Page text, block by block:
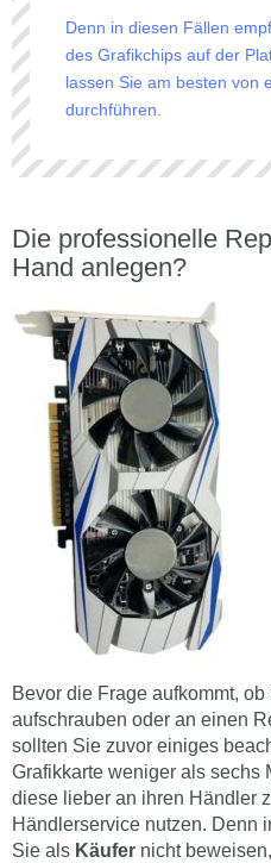
Denn in diesen Fällen
des Grafikchips auf der
lassen Sie am besten von
durchführen.
Die professionelle
Hand anlegen?
Bevor die Frage aufkommt,
aufschrauben oder an einen
sollten Sie zuvor einiges
Grafikkarte weniger als sechs
diese lieber an ihren Händler
Händlerservice nutzen. Denn
Sie als Käufer nicht